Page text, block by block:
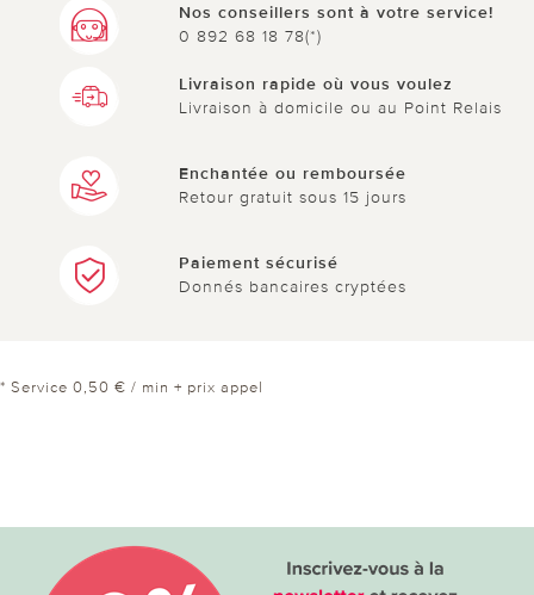
Nos conseillers sont à votre service!
0 892 68 18 78(*)
Livraison rapide où vous voulez
Livraison à domicile ou au Point Relais
Enchantée ou remboursée
Retour gratuit sous 15 jours
Paiement sécurisé
Donnés bancaires cryptées
* Service 0,50 € / min + prix appel